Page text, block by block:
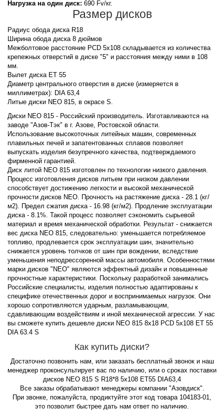
Нагрузка на один диск: 690 Fv/кг.
Размер дисков
Радиус обода диска R18
Ширина обода диска 8 дюймов
Межболтовое расстояние PCD 5x108 складывается из количества
крепежных отверстий в диске "5" и расстояния между ними в 108
мм.
Вылет диска ET 55
Диаметр центрального отверстия в диске (измеряется в
миллиметрах): DIA 63,4
Литые диски NEO 815, в окрасе S.
Диски NEO 815 - Российский производитель. Изготавливаются на
заводе "Азов-Тэк" в г. Азове, Ростовской области.
Использование высокоточных литейных машин, современных
плавильных печей и запатентованных сплавов позволяет
выпускать изделия безупречного качества, подтверждаемого
фирменной гарантией.
Диск литой NEO 815 изготовлен по технологии низкого давления.
Процесс изготовления дисков литьем при низком давлении
способствует достижению легкости и высокой механической
прочности дисков NEO. Прочность на растяжение диска - 28.1 (кг/
м2). Предел сжатия диска - 16.98 (кг/м2). Продление эксплуатации
диска - 8.1%. Такой процесс позволяет сэкономить сырьевой
материал и время механической обработки. Результат - снижается
вес диска NEO 815, следовательно: уменьшается потребляемое
топливо, продлевается срок эксплуатации шин, значительно
снижается уровень толчков от шин при вождении, вследствие
уменьшения неподрессоренной массы автомобиля. Особенностями
марки дисков "NEO" являются эффектный дизайн и повышенные
прочностные характеристики. Поскольку разработкой занимались
Российские специалисты, изделия полностью адаптированы к
специфике отечественных дорог и воспринимаемых нагрузок. Они
хорошо сопротивляются ударным, разламывающим,
сдавливающим воздействиям и иной механической агрессии. У нас
вы сможете купить дешевле диски NEO 815 8x18 PCD 5x108 ET 55
DIA 63.4 S
Как купить диски?
Достаточно позвонить нам, или заказать бесплатный звонок и наш
менеджер проконсультирует вас по наличию, или о сроках поставки
дисков NEO 815 S R18*8 5x108 ET55 DIA63,4
Все заказы обрабатывают менеджеры компании "Азовдиск".
При звонке, пожалуйста, продиктуйте этот код товара 104183-01,
это позволит быстрее дать нам ответ по наличию.